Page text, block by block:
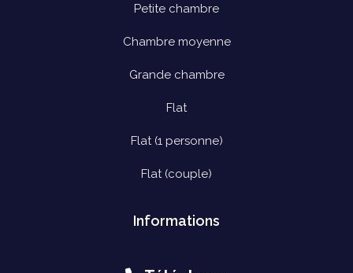
Petite chambre
Chambre moyenne
Grande chambre
Flat
Flat (1 personne)
Flat (couple)
Informations